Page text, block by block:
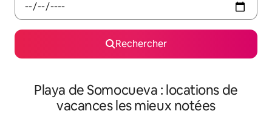
Rechercher
Playa de Somocueva : locations de
vacances les mieux notées